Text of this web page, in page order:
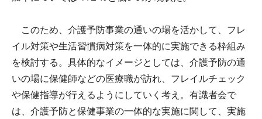
このため、介護予防事業の通いの場を活かして、フレ
イル対策や生活習慣病対策を一体的に実施できる枠組み
を検討する。具体的なイメージとしては、介護予防の通
いの場に保健師などの医療職が訪れ、フレイルチェック
や保健指導が行えるようにしていく考え。有識者会で
は、介護予防と保健事業の一体的な実施に関して、実施